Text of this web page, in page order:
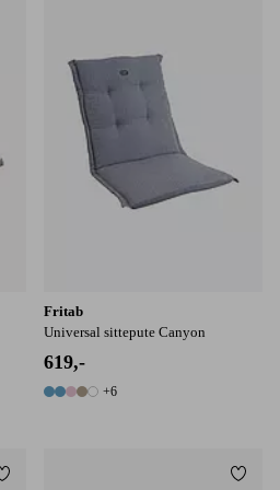
Fritab
Universal sittepute Canyon
619,-
11 farger
+6
Legg til favoritter